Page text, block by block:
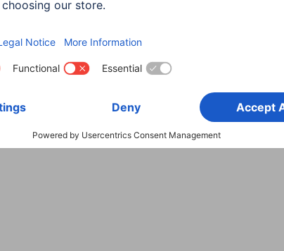
Wybierz kraj
Warunki gwarancji Deklaracje zgodności